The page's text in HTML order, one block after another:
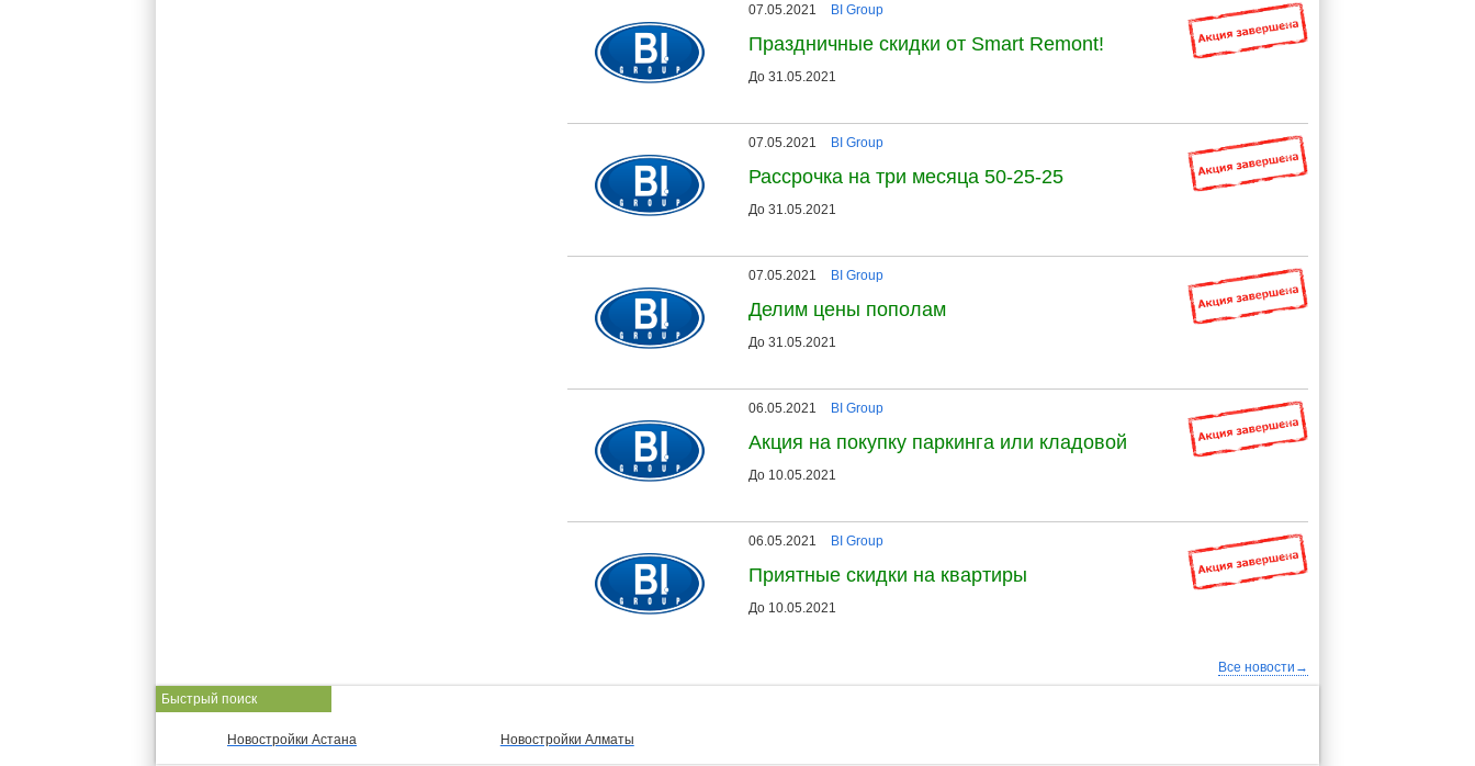
07.05.2021 BI Group
Праздничные скидки от Smart Remont!
До 31.05.2021
07.05.2021 BI Group
Рассрочка на три месяца 50-25-25
До 31.05.2021
07.05.2021 BI Group
Делим цены пополам
До 31.05.2021
06.05.2021 BI Group
Акция на покупку паркинга или кладовой
До 10.05.2021
06.05.2021 BI Group
Приятные скидки на квартиры
До 10.05.2021
Все новости→
Быстрый поиск
Новостройки Астана Новостройки Алматы